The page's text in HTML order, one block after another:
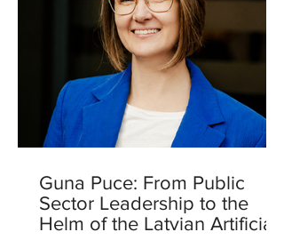
Guna Puce: From Public
Sector Leadership to the
Helm of the Latvian Artificial